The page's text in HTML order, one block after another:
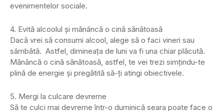
evenimentelor sociale.
4. Evită alcoolul și mănâncă o cină sănătoasă
Dacă vrei să consumi alcool, alege să o faci vineri sau
sâmbătă. Astfel, dimineața de luni va fi una chiar plăcută.
Mănâncă o cină sănătoasă, astfel, te vei trezi simțindu-te
plină de energie și pregătită să-ți atingi obiectivele.
5. Mergi la culcare devreme
Să te culci mai devreme într-o duminică seara poate face o